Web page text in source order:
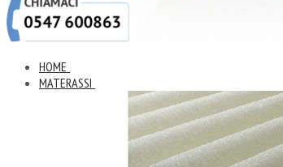
HOME
MATERASSI